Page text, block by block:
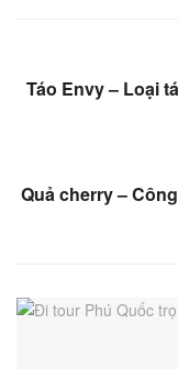
Táo Envy – Loại
Quả cherry –